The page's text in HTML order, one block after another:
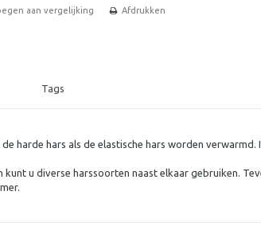
aan vergelijking Afdrukken
Tags
harde hars als de elastische hars worden verwarmd.
u diverse harssoorten naast elkaar gebruiken.